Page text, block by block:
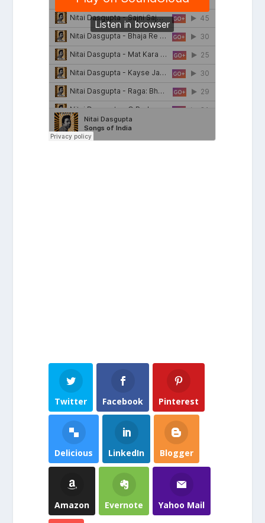
Twitter Facebook Pinterest
Delicious LinkedIn Blogger
Amazon Evernote Yahoo Mail